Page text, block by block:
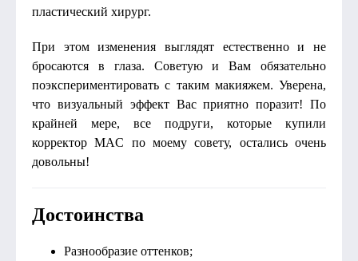
пластический хирург.
При этом изменения выглядят естественно и не
бросаются в глаза. Советую и Вам обязательно
поэкспериментировать с таким макияжем. Уверена,
что визуальный эффект Вас приятно поразит! По
крайней мере, все подруги, которые купили
корректор MAC по моему совету, остались очень
довольны!
Достоинства
Разнообразие оттенков;